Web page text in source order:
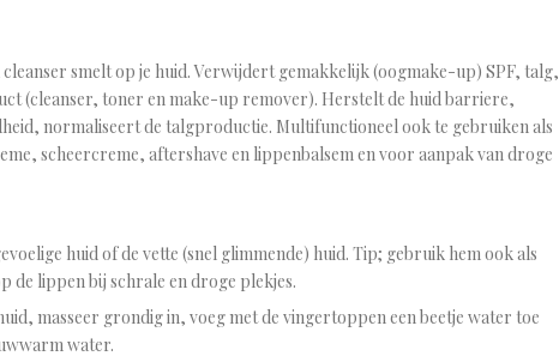
smelt op je huid. Verwijdert gemakkelijk (oogmake-up) SPF, talg,
(cleanser, toner en make-up remover). Herstelt de huid barriere,
normaliseert de talgproductie. Multifunctioneel ook te gebruiken als
scheercreme, aftershave en lippenbalsem en voor aanpak van droge
huid of de vette (snel glimmende) huid. Tip; gebruik hem ook als
de lippen bij schrale en droge plekjes.
masseer grondig in, voeg met de vingertoppen een beetje water toe
water.